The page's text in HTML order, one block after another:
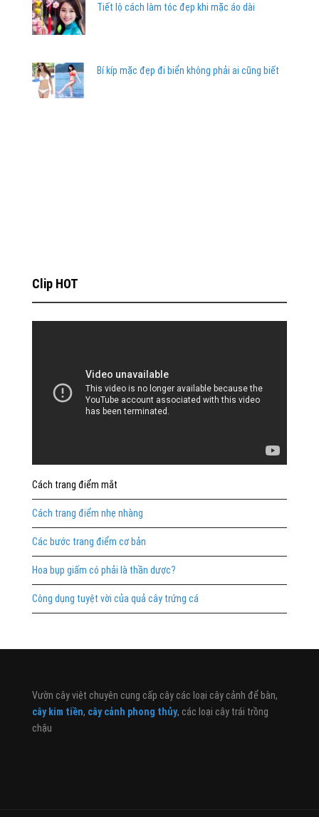
Tiết lộ cách làm tóc đẹp khi mặc áo dài
Bí kíp mặc đẹp đi biển không phải ai cũng biết
Clip HOT
Cách trang điểm mắt
Cách trang điểm nhẹ nhàng
Các bước trang điểm cơ bản
Hoa bụp giấm có phải là thần dược?
Công dụng tuyệt vời của quả cây trứng cá
Vườn cây việt chuyên cung cấp cây các loại cây cảnh để bàn,
cây kim tiền, cây cảnh phong thủy, các loại cây trái trồng
chậu